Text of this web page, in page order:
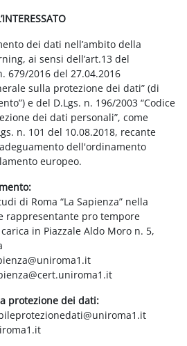
dei dati nell’ambito della
ai sensi dell’art.13 del
679/2016 del 27.04.2016
sulla protezione dei dati” (di
e del D.Lgs. n. 196/2003 “Codice
dei dati personali”, come
n. 101 del 10.08.2018, recante
dell'ordinamento
europeo.
di Roma “La Sapienza” nella
rappresentante pro tempore
in Piazzale Aldo Moro n. 5,
protezione dei dati: